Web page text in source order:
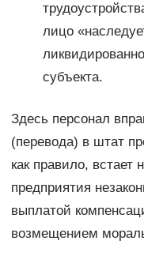
лицо
субъекта.
Здесь персонал
(перевода) в штат
как правило, встает
предприятия
выплатой
возмещением